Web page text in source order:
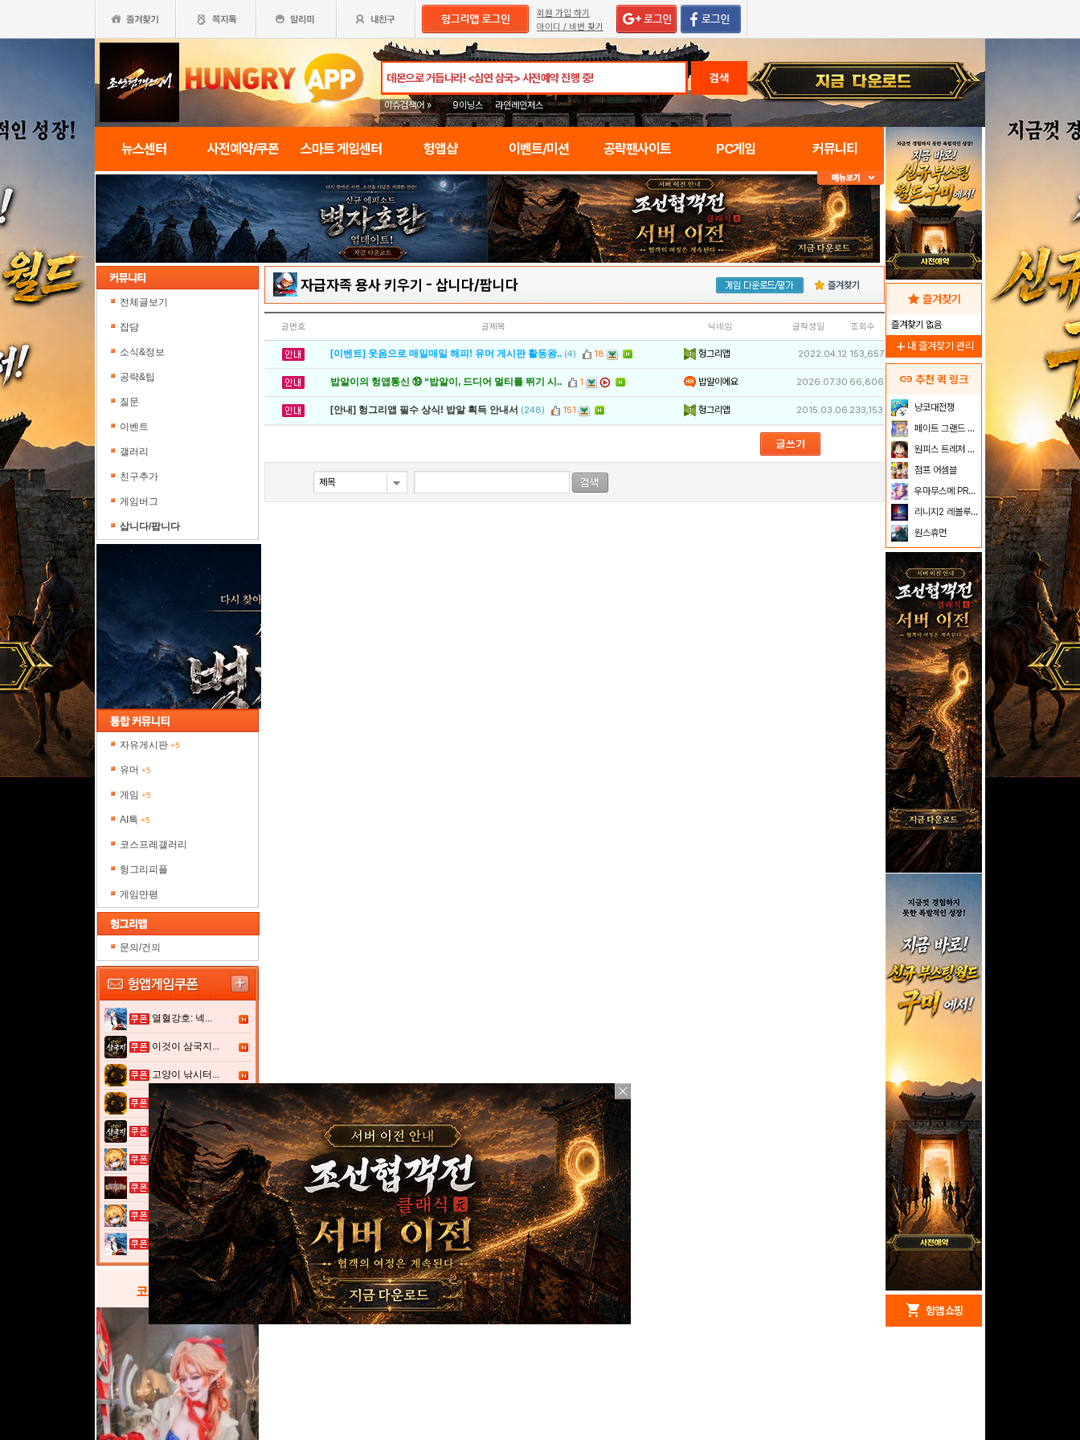
회원 가입 하기
아이디 / 비번 찾기
검색
이슈검색어 » 9이닝스 라인레인저스
뉴스센터 사전예약/쿠폰 스마트 게임센터 헝앱샵 이벤트/미션 공략팬사이트 PC게임 커뮤니티
전체글보기
잡담
소식&정보
공략&팁
질문
이벤트
갤러리
친구추가
게임버그
삽니다/팝니다
자유게시판 +5
유머 +5
게임 +5
AI톡 +5
코스프레갤러리
헝그리피플
게임만평
문의/건의
열혈강호: 넥...
이것이 삼국지...
고양이 낚시터...
고양이 낚시터...
이것이 삼국지...
여전사 키우기...
그레이 사가
여전사 키우기...
열혈강호: 넥...
코스프레 갤러리
자급자족 용사 키우기 - 삽니다/팝니다 즐겨찾기
글번호 글제목 닉네임 글작성일 조회수
[이벤트] 웃음으로 매일매일 해피! 유머 게시판 활동왕.. (4) 18 헝그리앱 2022.04.12 153,657
밥알이의 헝앱통신 ⑲ “밥알이, 드디어 멀티를 뛰기 시.. 1 밥알이에요 2026.07.30 66,806
[안내] 헝그리앱 필수 상식! 밥알 획득 안내서 (248) 151 헝그리앱 2015.03.06 233,153
star 즐겨찾기
즐겨찾기 없음
add 내 즐겨찾기 관리
link 추천 퀵 링크
냥코대전쟁
페이트 그랜드 오더
원피스 트레저 크루즈
점프 어셈블
우마무스메 PRETTY DERBY
리니지2 레볼루션
원스휴먼
shopping_cart 헝앱 쇼핑